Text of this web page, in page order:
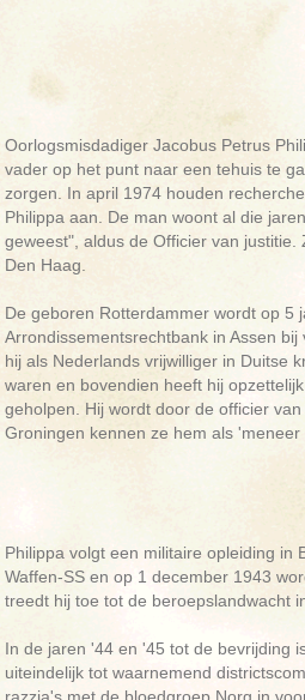
Oorlogsmisdadiger Jacobus Petrus
vader op het punt naar een tehuis te
zorgen. In april 1974 houden
Philippa aan. De man woont al die
geweest", aldus de Officier van
Den Haag.
De geboren Rotterdammer wordt op 5
Arrondissementsrechtbank in Assen
hij als Nederlands vrijwilliger in Duitse
waren en bovendien heeft hij
geholpen. Hij wordt door de officier
Groningen kennen ze hem als
Philippa volgt een militaire opleiding in
Waffen-SS en op 1 december 1943
treedt hij toe tot de beroepslandwacht
In de jaren '44 en '45 tot de bevrijding
uiteindelijk tot waarnemend
razzia's met de bloedgroep Norg in